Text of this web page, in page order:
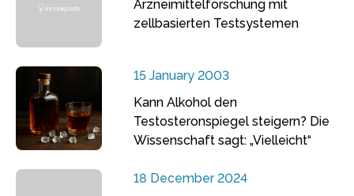
Arzneimittelforschung mit
zellbasierten Testsystemen
15 January 2003
Kann Alkohol den
Testosteronspiegel steigern? Die
Wissenschaft sagt: „Vielleicht“
18 December 2024